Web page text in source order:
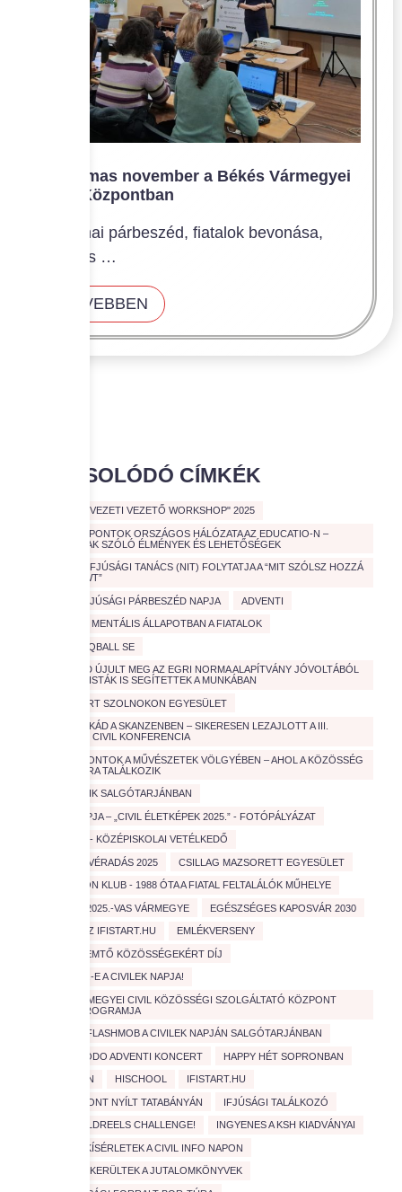
Tartalmas november a Békés Vármegyei
Civil Központban
Szakmai párbeszéd, fiatalok bevonása,
digitális …
BŐVEBBEN
KAPCSOLÓDÓ CÍMKÉK
"CIVIL SZERVEZETI VEZETŐ WORKSHOP" 2025
A CIVIL KÖZPONTOK ORSZÁGOS HÁLÓZATA AZ EDUCATIO-N –
FIATALOKNAK SZÓLÓ ÉLMÉNYEK ÉS LEHETŐSÉGEK
A NEMZETI IFJÚSÁGI TANÁCS (NIT) FOLYTATJA A “MIT SZÓLSZ HOZZÁ
ROADSHOWT”
A VÁROSI IFJÚSÁGI PÁRBESZÉD NAPJA ADVENTI
AGGASZTÓ MENTÁLIS ÁLLAPOTBAN A FIATALOK
ARENDA TEQBALL SE
AÚJABB PAD ÚJULT MEG AZ EGRI NORMA ALAPÍTVÁNY JÓVOLTÁBÓL
– EGYETEMISTÁK IS SEGÍTETTEK A MUNKÁBAN
AUTISTÁKÉRT SZOLNOKON EGYESÜLET
CIVIL KAVALKÁD A SKANZENBEN – SIKERESEN LEZAJLOTT A III.
ORSZÁGOS CIVIL KONFERENCIA
CIVIL KÖZPONTOK A MŰVÉSZETEK VÖLGYÉBEN – AHOL A KÖZÖSSÉG
ÉS A KULTÚRA TALÁLKOZIK
CIVIL MOZAIK SALGÓTARJÁNBAN
CIVILEK NAPJA – „CIVIL ÉLETKÉPEK 2025.” - FOTÓPÁLYÁZAT
COOLTÚRA - KÖZÉPISKOLAI VETÉLKEDŐ
CSERKÉSZ VÉRADÁS 2025 CSILLAG MAZSORETT EGYESÜLET
EDISON KLUB - 1988 ÓTA A FIATAL FELTALÁLÓK MŰHELYE
EDUCATIO 2025.-VAS VÁRMEGYE EGÉSZSÉGES KAPOSVÁR 2030
ELINDULT AZ IFISTART.HU EMLÉKVERSENY
ÉRTÉKTEREMTŐ KÖZÖSSÉGEKÉRT DÍJ
FEBRUÁR 1.-E A CIVILEK NAPJA!
FEJÉR VÁRMEGYEI CIVIL KÖZÖSSÉGI SZOLGÁLTATÓ KÖZPONT
SZAKMAI PROGRAMJA
FLASHMOB A CIVILEK NAPJÁN SALGÓTARJÁNBAN
GONDOSKODO ADVENTI KONCERT HAPPY HÉT SOPRONBAN
HASZNOSAN HISCHOOL IFISTART.HU
IFJÚSÁGI PONT NYÍLT TATABÁNYÁN IFJÚSÁGI TALÁLKOZÓ
INDUL A ZÖLDREELS CHALLENGE! INGYENES A KSH KIADVÁNYAI
IZGALMAS KÍSÉRLETEK A CIVIL INFO NAPON
JÓ HELYRE KERÜLTEK A JUTALOMKÖNYVEK